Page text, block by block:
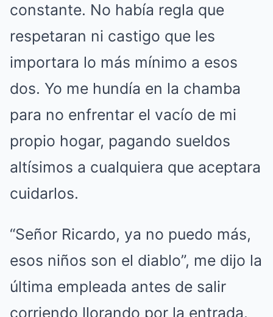
constante. No había regla que
respetaran ni castigo que les
importara lo más mínimo a esos
dos. Yo me hundía en la chamba
para no enfrentar el vacío de mi
propio hogar, pagando sueldos
altísimos a cualquiera que aceptara
cuidarlos.
“Señor Ricardo, ya no puedo más,
esos niños son el diablo”, me dijo la
última empleada antes de salir
corriendo llorando por la entrada.